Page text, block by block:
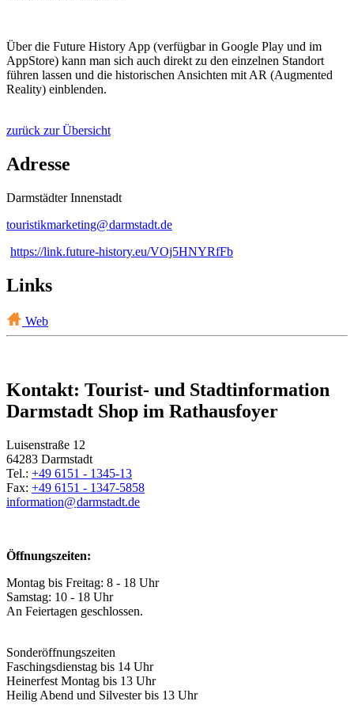
Über die Future History App (verfügbar in Google Play und im
AppStore) kann man sich auch direkt zu den einzelnen Standort
führen lassen und die historischen Ansichten mit AR (Augmented
Reality) einblenden.
zurück zur Übersicht
Adresse
Darmstädter Innenstadt
touristikmarketing@darmstadt.de
https://link.future-history.eu/VOj5HNYRfFb
Links
Web
Kontakt: Tourist- und Stadtinformation
Darmstadt Shop im Rathausfoyer
Luisenstraße 12
64283 Darmstadt
Tel.: +49 6151 - 1345-13
Fax: +49 6151 - 1347-5858
information@darmstadt.de
Öffnungszeiten:
Montag bis Freitag: 8 - 18 Uhr
Samstag: 10 - 18 Uhr
An Feiertagen geschlossen.
Sonderöffnungszeiten
Faschingsdienstag bis 14 Uhr
Heinerfest Montag bis 13 Uhr
Heilig Abend und Silvester bis 13 Uhr